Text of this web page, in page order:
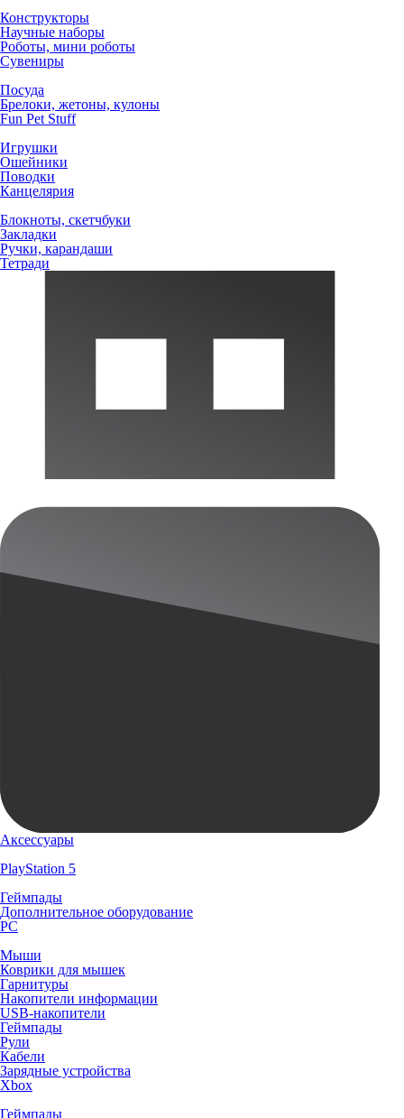
Конструкторы
Научные наборы
Роботы, мини роботы
Сувениры
Посуда
Брелоки, жетоны, кулоны
Fun Pet Stuff
Игрушки
Ошейники
Поводки
Канцелярия
Блокноты, скетчбуки
Закладки
Ручки, карандаши
Тетради
Аксессуары
PlayStation 5
Геймпады
Дополнительное оборудование
PC
Мыши
Коврики для мышек
Гарнитуры
Накопители информации
USB-накопители
Геймпады
Рули
Кабели
Зарядные устройства
Xbox
Геймпады